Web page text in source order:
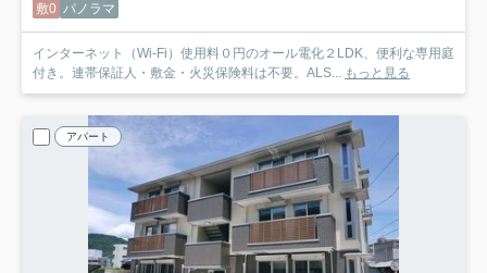
敷0 パノラマ
インターネット（Wi-Fi）使用料０円のオール電化２LDK、便利な専用庭
付き。連帯保証人・敷金・火災保険料は不要。ALS... もっと見る
アパート